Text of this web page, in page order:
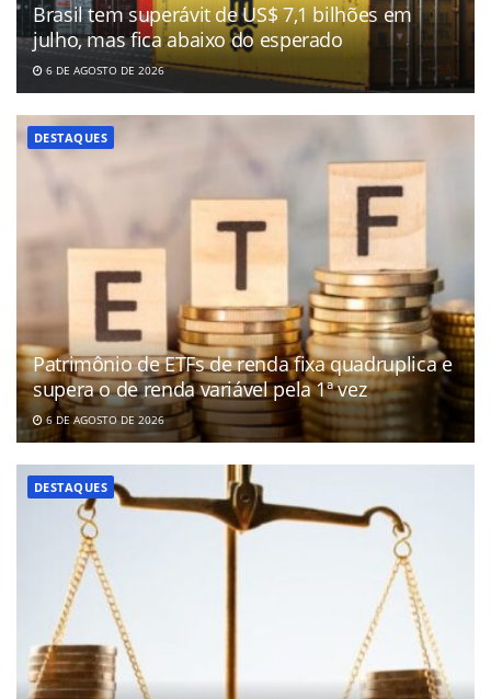
Brasil tem superávit de US$ 7,1 bilhões em
julho, mas fica abaixo do esperado
6 DE AGOSTO DE 2026
DESTAQUES
Patrimônio de ETFs de renda fixa quadruplica e
supera o de renda variável pela 1ª vez
6 DE AGOSTO DE 2026
DESTAQUES